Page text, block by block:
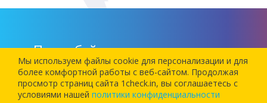
Попробуйте наше приложение
Установите наше приложение и позвольте 1Checkin
зарегистрировать вас на следующий рейс!
Мы используем файлы cookie для персонализации и для
более комфортной работы c веб-сайтом. Продолжая
просмотр страниц сайта 1check.in, вы соглашаетесь с
условиями нашей политики конфиденциальности